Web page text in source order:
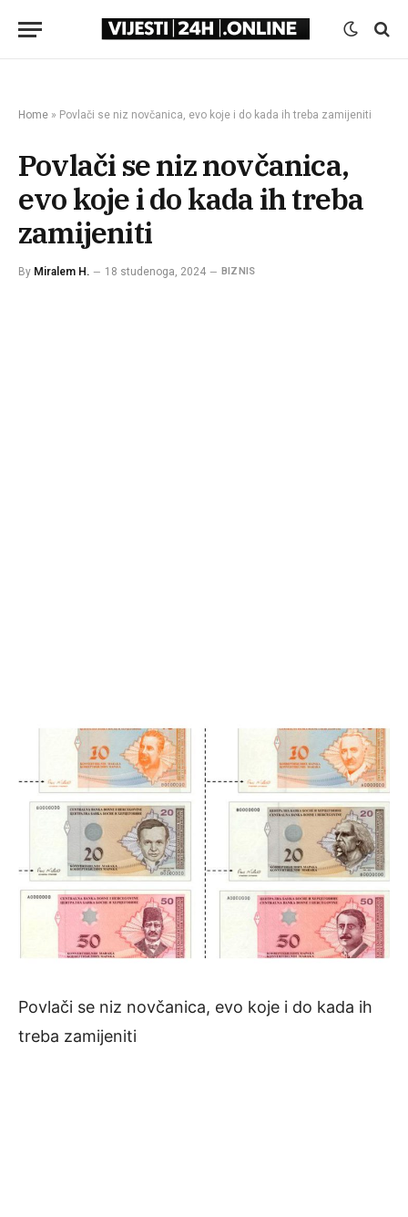
Home » Povlači se niz novčanica, evo koje i do kada ih treba zamijeniti
Povlači se niz novčanica,
evo koje i do kada ih treba
zamijeniti
By Miralem H. 18 studenoga, 2024 BIZNIS
Povlači se niz novčanica, evo koje i do kada ih
treba zamijeniti